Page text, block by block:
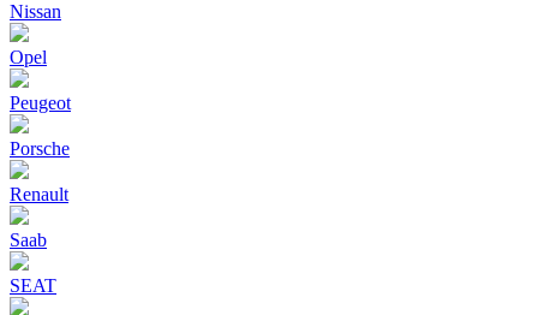
Nissan
Opel
Peugeot
Porsche
Renault
Saab
SEAT